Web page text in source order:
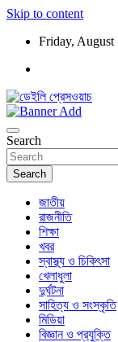
Skip to content
Friday, August
ডেইলি প্রেসওয়াচ
Search
Search
জাতীয়
রাজনীতি
শিক্ষা
খবর
স্বাস্থ্য ও চিকিৎসা
খেলাধুলা
দুর্ঘটনা
সাহিত্য ও সংস্কৃতি
মিডিয়া
বিজ্ঞান ও প্রযুক্তি